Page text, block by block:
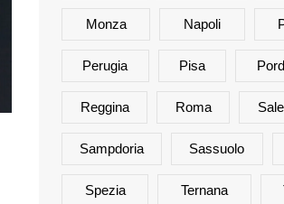
Monza Napoli
Perugia Pisa
Reggina Roma
Sampdoria Sassuolo
Spezia Ternana